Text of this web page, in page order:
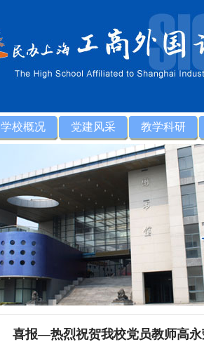
学校概况 党建风采 教学科研
喜报—热烈祝贺我校党员教师高永